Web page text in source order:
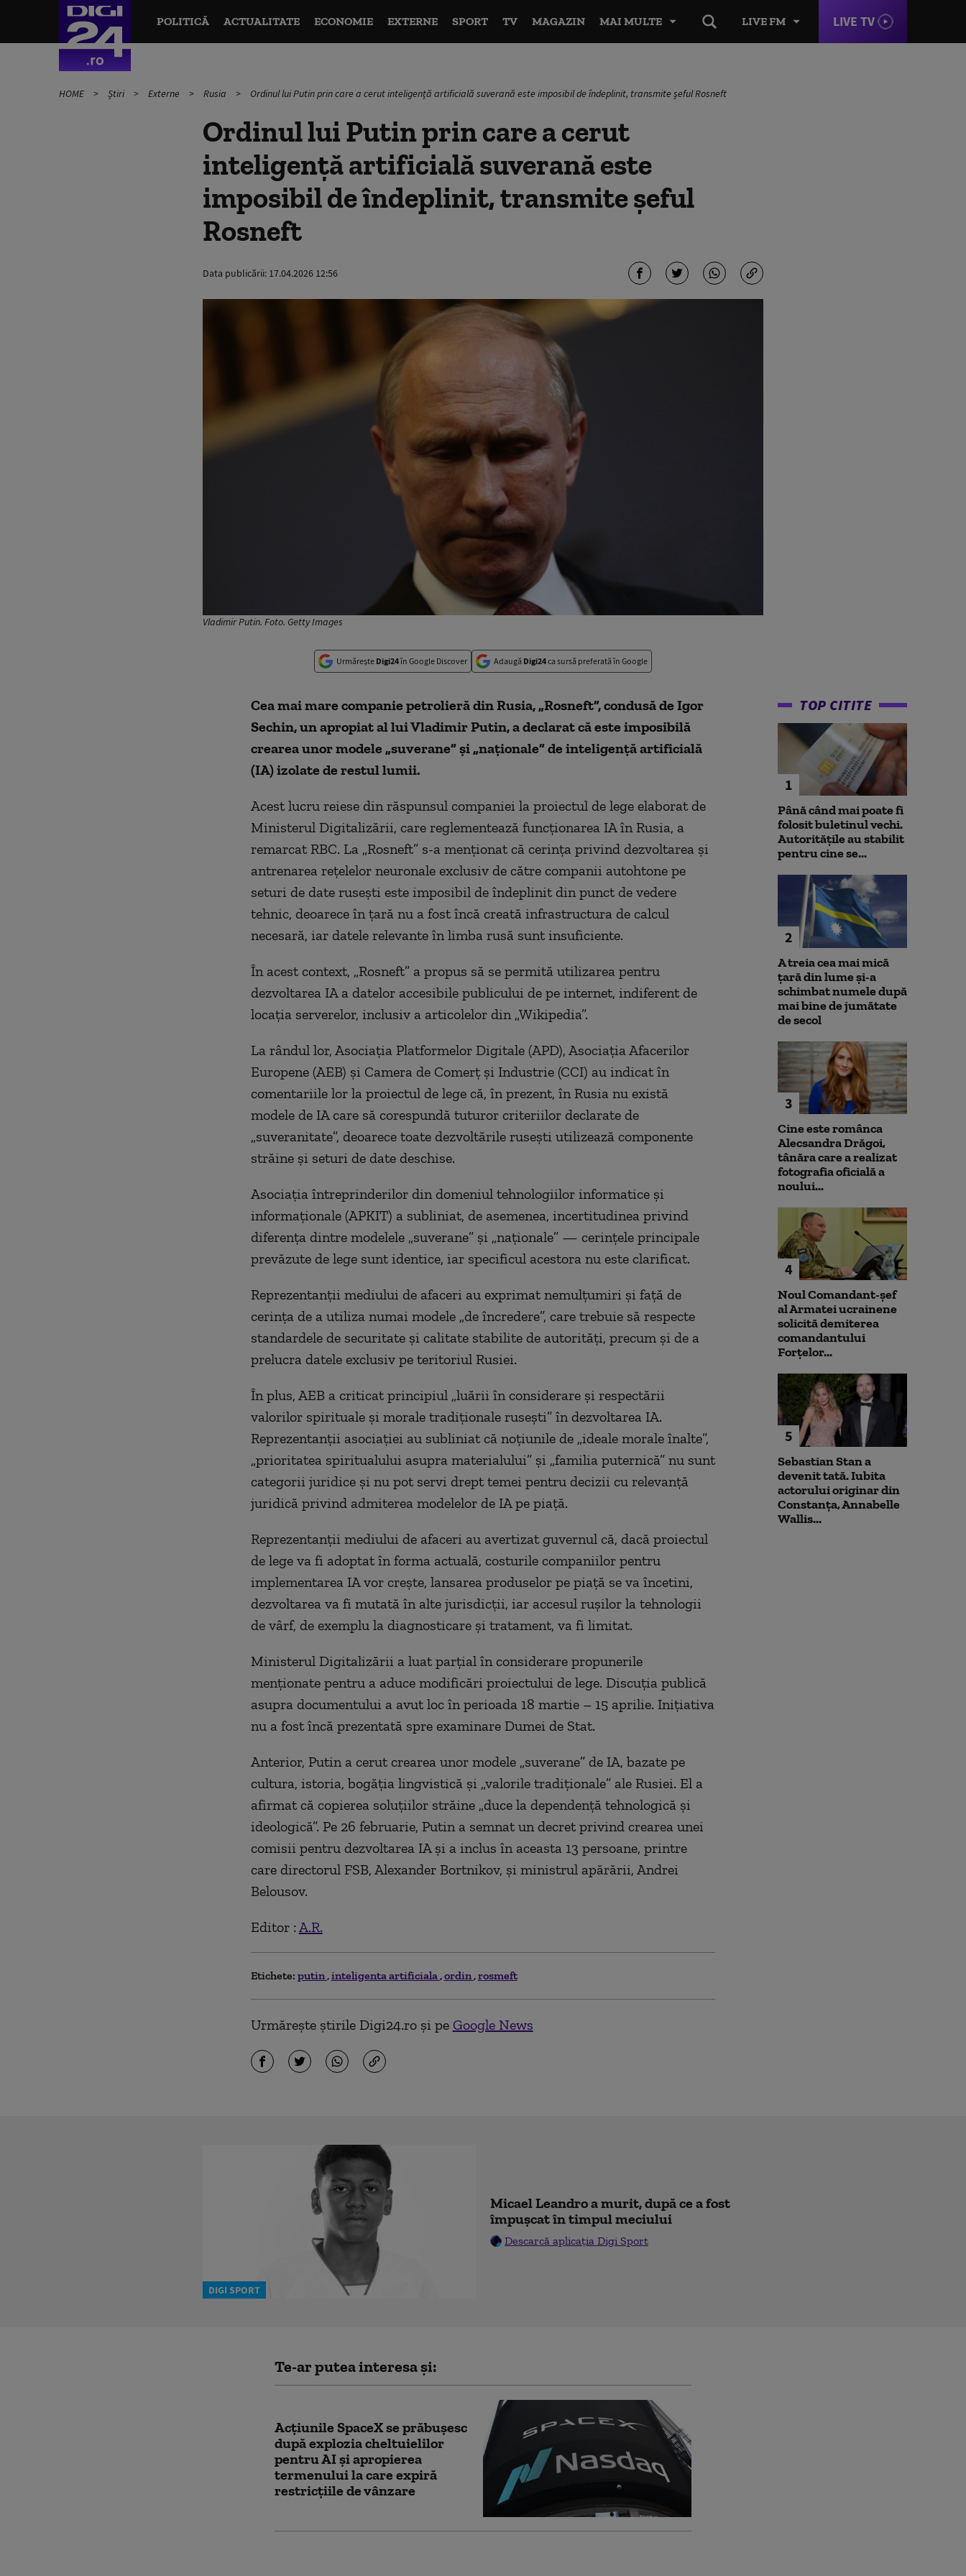
LIVE FM LIVE TV
POLITICĂ ACTUALITATE ECONOMIE EXTERNE SPORT TV MAGAZIN MAI MULTE
HOME Știri Externe Rusia Ordinul lui Putin prin care a cerut inteligență artificială suverană este imposibil de îndeplinit, transmite șeful Rosneft
Ordinul lui Putin prin care a cerut
inteligență artificială suverană este
imposibil de îndeplinit, transmite șeful
Rosneft
Data publicării: 17.04.2026 12:56
Vladimir Putin. Foto. Getty Images
Urmărește Digi24în Google Discover Adaugă Digi24ca sursă preferată în Google
Cea mai mare companie petrolieră din Rusia, „Rosneft”, condusă de Igor
Sechin, un apropiat al lui Vladimir Putin, a declarat că este imposibilă
crearea unor modele „suverane” și „naționale” de inteligență artificială
(IA) izolate de restul lumii.
Acest lucru reiese din răspunsul companiei la proiectul de lege elaborat de
Ministerul Digitalizării, care reglementează funcționarea IA în Rusia, a
remarcat RBC. La „Rosneft” s-a menționat că cerința privind dezvoltarea și
antrenarea rețelelor neuronale exclusiv de către companii autohtone pe
seturi de date rusești este imposibil de îndeplinit din punct de vedere
tehnic, deoarece în țară nu a fost încă creată infrastructura de calcul
necesară, iar datele relevante în limba rusă sunt insuficiente.
În acest context, „Rosneft” a propus să se permită utilizarea pentru
dezvoltarea IA a datelor accesibile publicului de pe internet, indiferent de
locația serverelor, inclusiv a articolelor din „Wikipedia”.
La rândul lor, Asociația Platformelor Digitale (APD), Asociația Afacerilor
Europene (AEB) și Camera de Comerț și Industrie (CCI) au indicat în
comentariile lor la proiectul de lege că, în prezent, în Rusia nu există
modele de IA care să corespundă tuturor criteriilor declarate de
„suveranitate”, deoarece toate dezvoltările rusești utilizează componente
străine și seturi de date deschise.
Asociația întreprinderilor din domeniul tehnologiilor informatice și
informaționale (APKIT) a subliniat, de asemenea, incertitudinea privind
diferența dintre modelele „suverane” și „naționale” — cerințele principale
prevăzute de lege sunt identice, iar specificul acestora nu este clarificat.
Reprezentanții mediului de afaceri au exprimat nemulțumiri și față de
cerința de a utiliza numai modele „de încredere”, care trebuie să respecte
standardele de securitate și calitate stabilite de autorități, precum și de a
prelucra datele exclusiv pe teritoriul Rusiei.
În plus, AEB a criticat principiul „luării în considerare și respectării
valorilor spirituale și morale tradiționale rusești” în dezvoltarea IA.
Reprezentanții asociației au subliniat că noțiunile de „ideale morale înalte”,
„prioritatea spiritualului asupra materialului” și „familia puternică” nu sunt
categorii juridice și nu pot servi drept temei pentru decizii cu relevanță
juridică privind admiterea modelelor de IA pe piață.
Reprezentanții mediului de afaceri au avertizat guvernul că, dacă proiectul
de lege va fi adoptat în forma actuală, costurile companiilor pentru
implementarea IA vor crește, lansarea produselor pe piață se va încetini,
dezvoltarea va fi mutată în alte jurisdicții, iar accesul rușilor la tehnologii
de vârf, de exemplu la diagnosticare și tratament, va fi limitat.
Ministerul Digitalizării a luat parțial în considerare propunerile
menționate pentru a aduce modificări proiectului de lege. Discuția publică
asupra documentului a avut loc în perioada 18 martie – 15 aprilie. Inițiativa
nu a fost încă prezentată spre examinare Dumei de Stat.
Anterior, Putin a cerut crearea unor modele „suverane” de IA, bazate pe
cultura, istoria, bogăția lingvistică și „valorile tradiționale” ale Rusiei. El a
afirmat că copierea soluțiilor străine „duce la dependență tehnologică și
ideologică”. Pe 26 februarie, Putin a semnat un decret privind crearea unei
comisii pentru dezvoltarea IA și a inclus în aceasta 13 persoane, printre
care directorul FSB, Alexander Bortnikov, și ministrul apărării, Andrei
Belousov.
Editor : A.R.
Etichete: putin inteligenta artificiala ordin rosmeft
Urmărește știrile Digi24.ro și pe Google News
TOP CITITE
1
Până când mai poate fi
folosit buletinul vechi.
Autoritățile au stabilit
pentru cine se...
2
A treia cea mai mică
țară din lume și-a
schimbat numele după
mai bine de jumătate
de secol
3
Cine este românca
Alecsandra Drăgoi,
tânăra care a realizat
fotografia oficială a
noului...
4
Noul Comandant-șef
al Armatei ucrainene
solicită demiterea
comandantului
Forțelor...
5
Sebastian Stan a
devenit tată. Iubita
actorului originar din
Constanța, Annabelle
Wallis...
DIGI SPORT
Micael Leandro a murit, după ce a fost
împușcat în timpul meciului
Descarcă aplicația Digi Sport
Te-ar putea interesa și:
Acţiunile SpaceX se prăbuşesc
după explozia cheltuielilor
pentru AI şi apropierea
termenului la care expiră
restricţiile de vânzare